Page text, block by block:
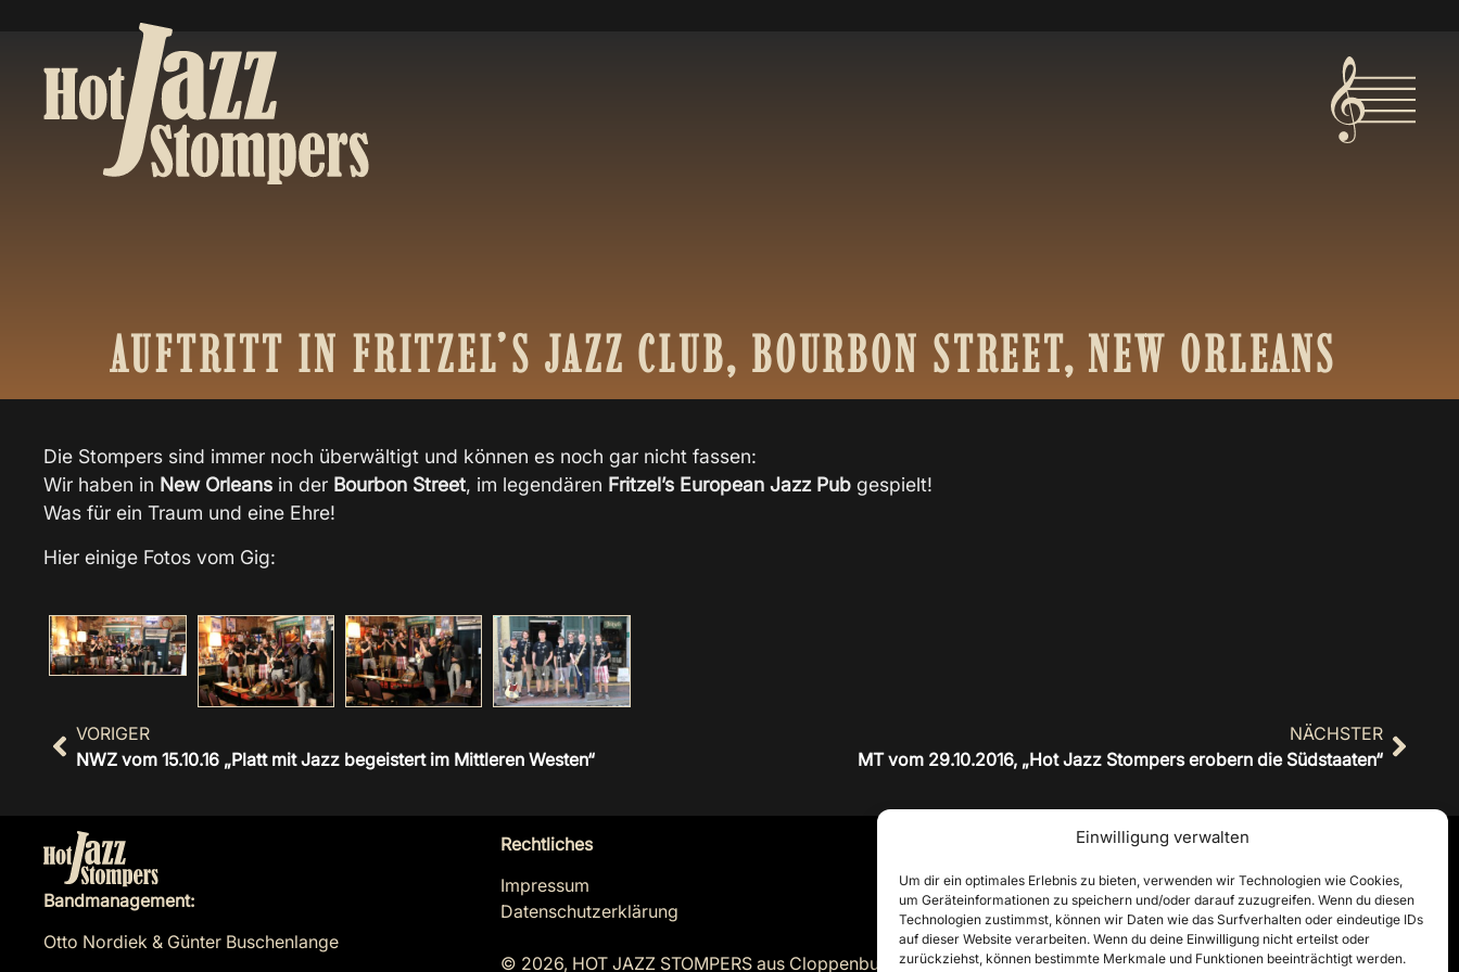
Einwilligung verwalten
Um dir ein optimales Erlebnis zu bieten, verwenden wir Technologien wie Cookies,
um Geräteinformationen zu speichern und/oder darauf zuzugreifen. Wenn du diesen
Technologien zustimmst, können wir Daten wie das Surfverhalten oder eindeutige IDs
auf dieser Website verarbeiten. Wenn du deine Einwilligung nicht erteilst oder
zurückziehst, können bestimmte Merkmale und Funktionen beeinträchtigt werden.
AUFTRITT IN FRITZEL’S JAZZ CLUB, BOURBON STREET, NEW ORLEANS
Die Stompers sind immer noch überwältigt und können es noch gar nicht fassen:
Wir haben in New Orleans in der Bourbon Street, im legendären Fritzel’s European Jazz Pub gespielt!
Was für ein Traum und eine Ehre!
Hier einige Fotos vom Gig:
VORIGER
NWZ vom 15.10.16 „Platt mit Jazz begeistert im Mittleren Westen“
NÄCHSTER
MT vom 29.10.2016, „Hot Jazz Stompers erobern die Südstaaten“
Bandmanagement:
Otto Nordiek & Günter Buschenlange
Rechtliches
Impressum
Datenschutzerklärung
© 2026, HOT JAZZ STOMPERS aus Cloppenburg